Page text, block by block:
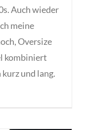
Auch wieder
meine
Oversize
kombiniert
und lang.